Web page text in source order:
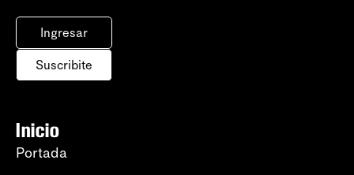
Ingresar
Suscribite
Inicio
Portada